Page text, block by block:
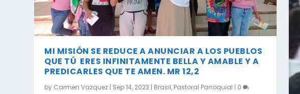
MI MISIÓN SE REDUCE A ANUNCIAR A LOS PUEBLOS
QUE TÚ ERES INFINITAMENTE BELLA Y AMABLE Y A
PREDICARLES QUE TE AMEN. MR 12,2
by Carmen Vazquez | Sep 14, 2023 | Brasil, Pastoral Parroquial | 0